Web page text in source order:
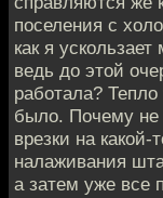
поселения с
как я
ведь до этой
работала?
было. Почему не
врезки на
налаживания
а затем уже все